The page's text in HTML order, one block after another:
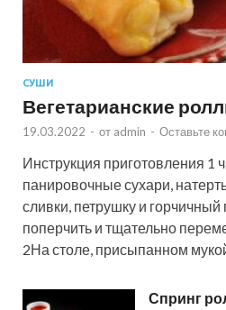
СУШИ
Вегетарианские
19.03.2022 - от admin - Оставьте
Инструкция приготовления 1
панировочные сухари,
сливки, петрушку и
поперчить и тщательно
2На столе, присыпанном
Спринг